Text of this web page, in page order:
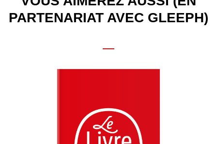
PARTENARIAT AVEC GLEEPH)